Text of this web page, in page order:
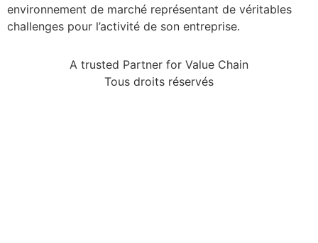
environnement de marché représentant de véritables
challenges pour l’activité de son entreprise.
A trusted Partner for Value Chain
Tous droits réservés